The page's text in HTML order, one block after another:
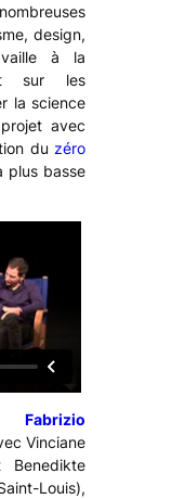
design,
à la
sur les
la science
avec
du zéro
plus basse
Fabrizio
Vinciane
Benedikte
Louis),